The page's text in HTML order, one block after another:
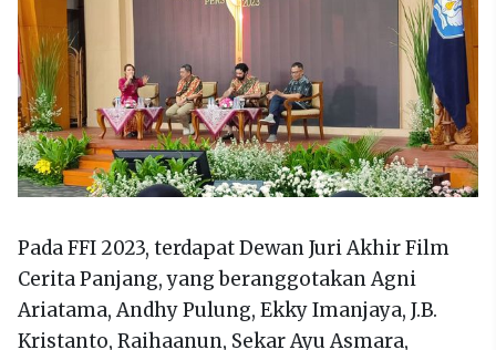
Pada FFI 2023, terdapat Dewan Juri Akhir Film
Cerita Panjang, yang beranggotakan Agni
Ariatama, Andhy Pulung, Ekky Imanjaya, J.B.
Kristanto, Raihaanun, Sekar Ayu Asmara,